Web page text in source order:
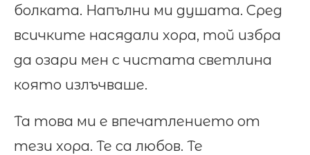
болката. Напълни ми душата. Сред
всичките насядали хора, той избра
да озари мен с чистата светлина
която излъчваше.
Та това ми е впечатлението от
тези хора. Те са любов. Те